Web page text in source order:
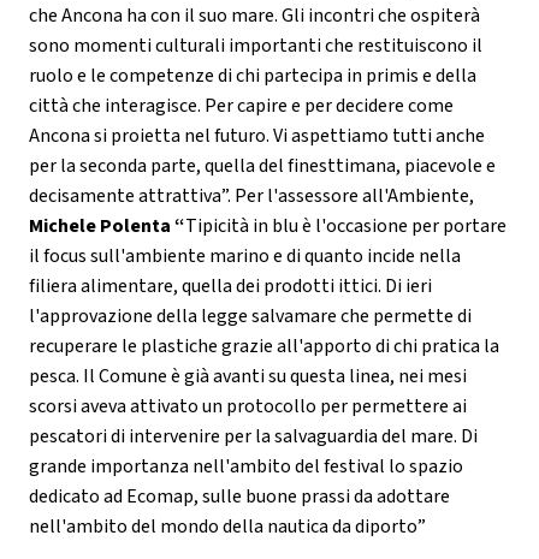
che Ancona ha con il suo mare. Gli incontri che ospiterà
sono momenti culturali importanti che restituiscono il
ruolo e le competenze di chi partecipa in primis e della
città che interagisce. Per capire e per decidere come
Ancona si proietta nel futuro. Vi aspettiamo tutti anche
per la seconda parte, quella del finesttimana, piacevole e
decisamente attrattiva”. Per l'assessore all'Ambiente,
Michele Polenta “Tipicità in blu è l'occasione per portare
il focus sull'ambiente marino e di quanto incide nella
filiera alimentare, quella dei prodotti ittici. Di ieri
l'approvazione della legge salvamare che permette di
recuperare le plastiche grazie all'apporto di chi pratica la
pesca. Il Comune è già avanti su questa linea, nei mesi
scorsi aveva attivato un protocollo per permettere ai
pescatori di intervenire per la salvaguardia del mare. Di
grande importanza nell'ambito del festival lo spazio
dedicato ad Ecomap, sulle buone prassi da adottare
nell'ambito del mondo della nautica da diporto”